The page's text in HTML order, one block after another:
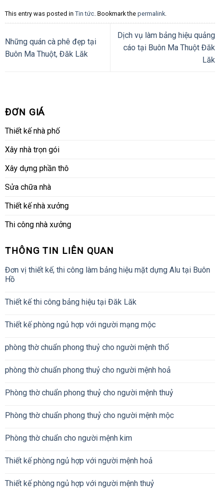
ĐƠN GIÁ
Thiết kế nhà phố
Xây nhà trọn gói
Xây dựng phần thô
Sửa chữa nhà
Thiết kế nhà xưởng
Thi công nhà xưởng
THÔNG TIN LIÊN QUAN
Đơn vị thiết kế, thi công làm bảng hiệu mặt dựng Alu tại Buôn
Hồ
Thiết kế thi công bảng hiệu tại Đăk Lăk
Thiết kế phòng ngủ hợp với người mạng mộc
phòng thờ chuẩn phong thuỷ cho người mệnh thổ
phòng thờ chuẩn phong thuỷ cho người mệnh hoả
Phòng thờ chuẩn phong thuỷ cho người mệnh thuỷ
Phòng thờ chuẩn phong thuỷ cho người mệnh mộc
Phòng thờ chuẩn cho người mệnh kim
Thiết kế phòng ngủ hợp với người mệnh hoả
Thiết kế phòng ngủ hợp với người mệnh thuỷ
This entry was posted in Tin tức. Bookmark the permalink.
Những quán cà phê đẹp tại
Buôn Ma Thuột, Đăk Lăk
Dịch vụ làm bảng hiệu quảng
cáo tại Buôn Ma Thuột Đăk
Lăk